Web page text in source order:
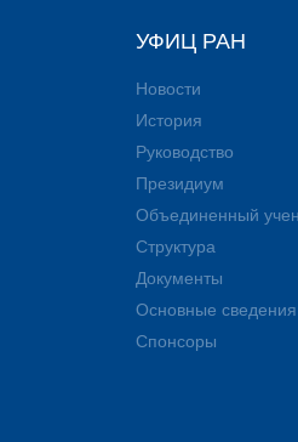
УФИЦ РАН
Новости
История
Руководство
Президиум
Объединенный
Структура
Документы
Основные сведения
Спонсоры